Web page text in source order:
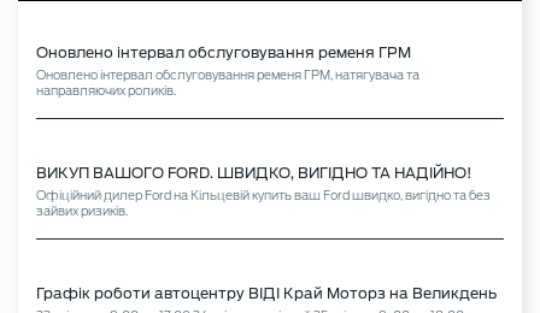
Оновлено інтервал обслуговування ременя ГРМ
Oновлено інтервал обслуговування ременя ГРМ, натягувача та
направляючих роликів.
ВИКУП ВАШОГО FORD. ШВИДКО, ВИГІДНО ТА НАДІЙНО!
Офіційний дилер Ford на Кільцевій купить ваш Ford швидко, вигідно та без
зайвих ризиків.
Графік роботи автоцентру ВІДІ Край Моторз на Великдень